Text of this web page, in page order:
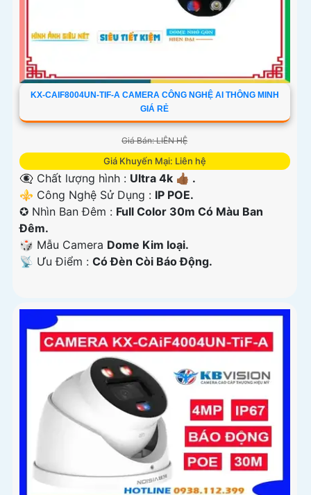
KX-CAIF8004UN-TIF-A CAMERA CÔNG NGHỆ AI THÔNG MINH
GIÁ RẺ
Giá Bán: LIÊN HỆ
Giá Khuyến Mại: Liên hệ
👁️‍🗨 Chất lượng hình : Ultra 4k 👍🏾 .
⚜️ Công Nghệ Sử Dụng : IP POE.
✪ Nhìn Ban Đêm : Full Color 30m Có Màu Ban
Ðêm.
🎲 Mẫu Camera Dome Kim loại.
️📡 Ưu Điểm : Có Ðèn Còi Báo Động.